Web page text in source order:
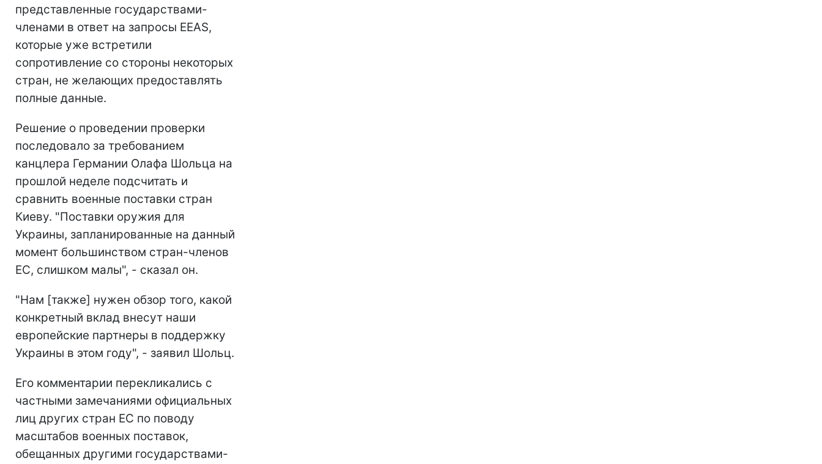
представленные государствами-
членами в ответ на запросы EEAS,
которые уже встретили
сопротивление со стороны некоторых
стран, не желающих предоставлять
полные данные.
Решение о проведении проверки
последовало за требованием
канцлера Германии Олафа Шольца на
прошлой неделе подсчитать и
сравнить военные поставки стран
Киеву. "Поставки оружия для
Украины, запланированные на данный
момент большинством стран-членов
ЕС, слишком малы", - сказал он.
"Нам [также] нужен обзор того, какой
конкретный вклад внесут наши
европейские партнеры в поддержку
Украины в этом году", - заявил Шольц.
Его комментарии перекликались с
частными замечаниями официальных
лиц других стран ЕС по поводу
масштабов военных поставок,
обещанных другими государствами-